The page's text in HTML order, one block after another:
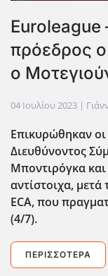
Euroleague
πρόεδρος ο
ο
04 Ιουλίου 2023 |
Επικυρώθηκαν
Διευθύνοντος
Μποντιρόγκα
αντίστοιχα,
ECA, που
(4/7).
ΠΕΡΙΣΣΌΤΕΡΑ